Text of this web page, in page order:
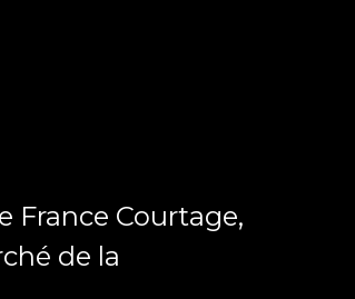
France Courtage,
de la